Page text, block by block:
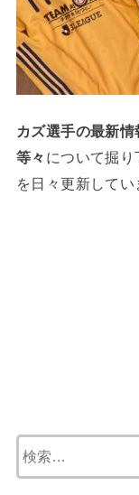
カズ選手の最新情
等々 について掘
を日々更新してい